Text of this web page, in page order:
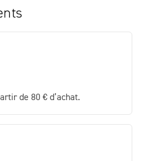
de 80 € d’achat.